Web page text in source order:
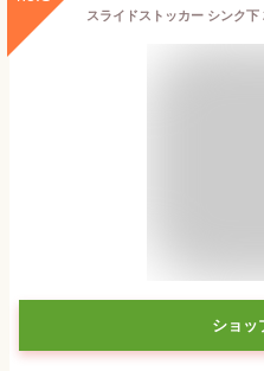
ショッ